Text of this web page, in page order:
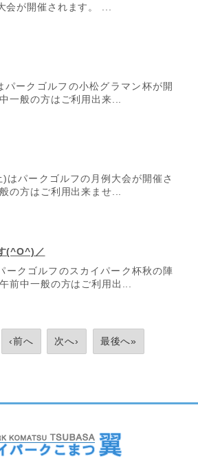
会が開催されます。 ...
ークゴルフの小松グラマン杯が開
一般の方はご利用出来...
はパークゴルフの月例大会が開催さ
の方はご利用出来ませ...
(^O^)／
ークゴルフのスカイパーク杯秋の陣
前中一般の方はご利用出...
‹前へ 次へ› 最後へ»